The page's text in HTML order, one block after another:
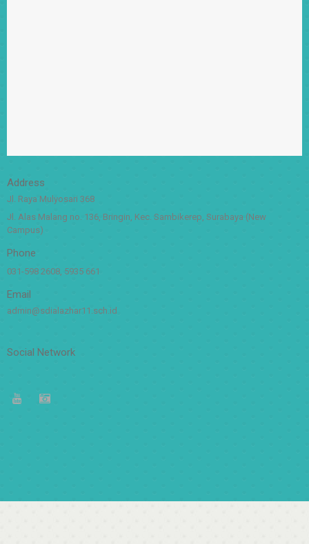
Address
Jl. Raya Mulyosari 368
Jl. Alas Malang no. 136, Bringin, Kec. Sambikerep, Surabaya (New
Campus)
Phone
031-598 2608, 5935 661
Email
admin@sdialazhar11.sch.id
Social Network